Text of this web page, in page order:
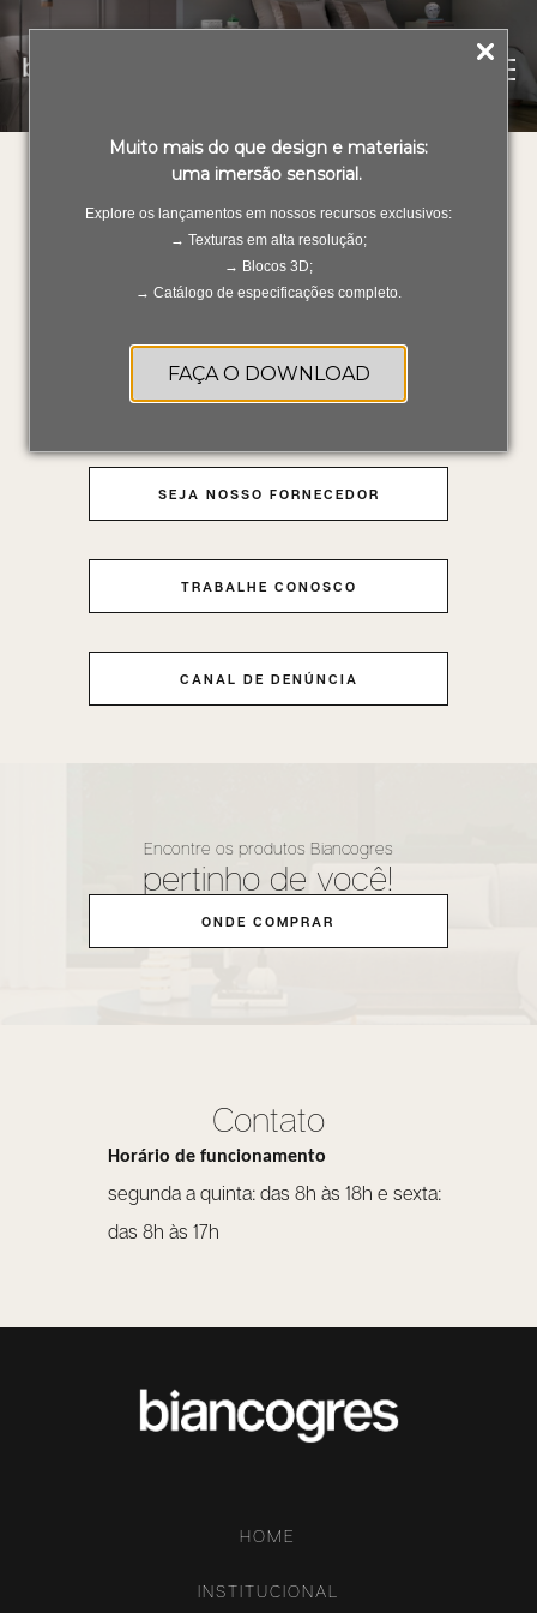
Muito mais do que design e materiais:
uma imersão sensorial.
Explore os lançamentos em nossos recursos exclusivos:
→ Texturas em alta resolução;
→ Blocos 3D;
→ Catálogo de especificações completo.
FAÇA O DOWNLOAD
PERGUNTAS FREQUENTES
ASSISTÊNCIA TÉCNICA
SEJA NOSSO FORNECEDOR
TRABALHE CONOSCO
CANAL DE DENÚNCIA
Encontre os produtos Biancogres
pertinho de você!
ONDE COMPRAR
Contato
Horário de funcionamento
segunda a quinta: das 8h às 18h e sexta:
das 8h às 17h
HOME
INSTITUCIONAL